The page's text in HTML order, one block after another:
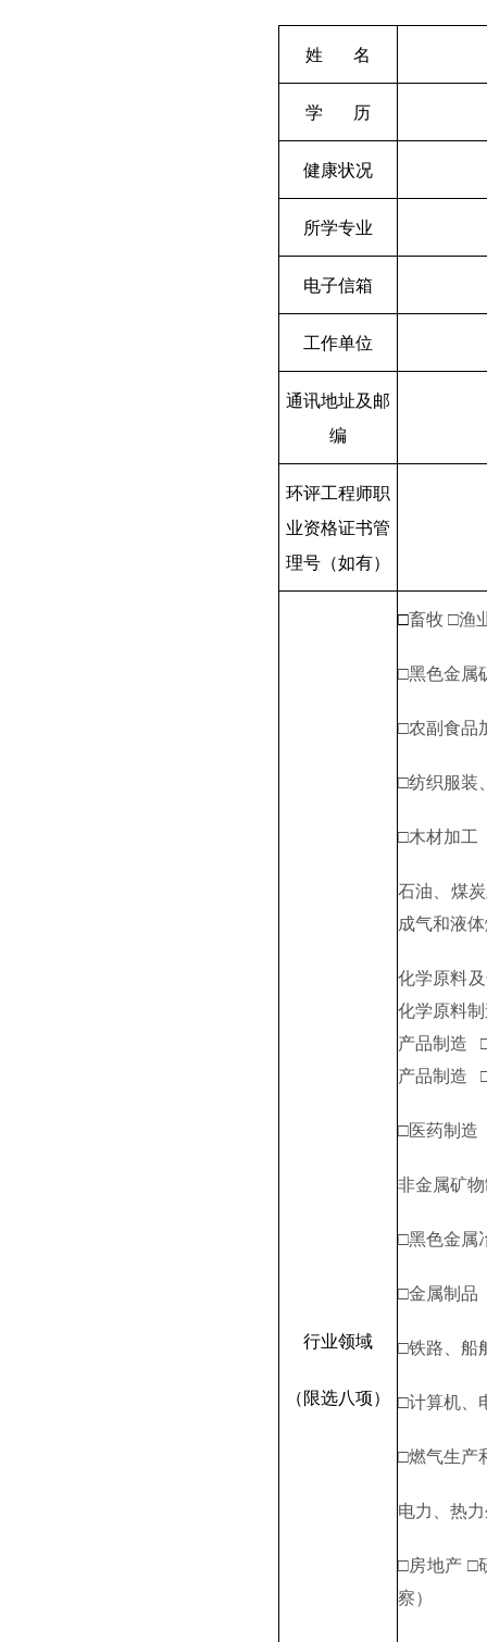
姓 名
学 历
健康状况
所学专业
电子信箱
工作单位
通讯地址及邮
编
环评工程师职
业资格证书管
理号（如有）
行业领域
（限选八项）
□畜牧 □渔
□黑色金属
□农副 食品
□纺织服装
□木材加工
石油 、煤
成气和液
化学原料
化学原料
产品制造
产品制造
□医药制造
非金属矿
□黑色金属
□金属制品
□铁路 船
□计算机
□燃气生产
电力 、热力
□房地产 □
察）